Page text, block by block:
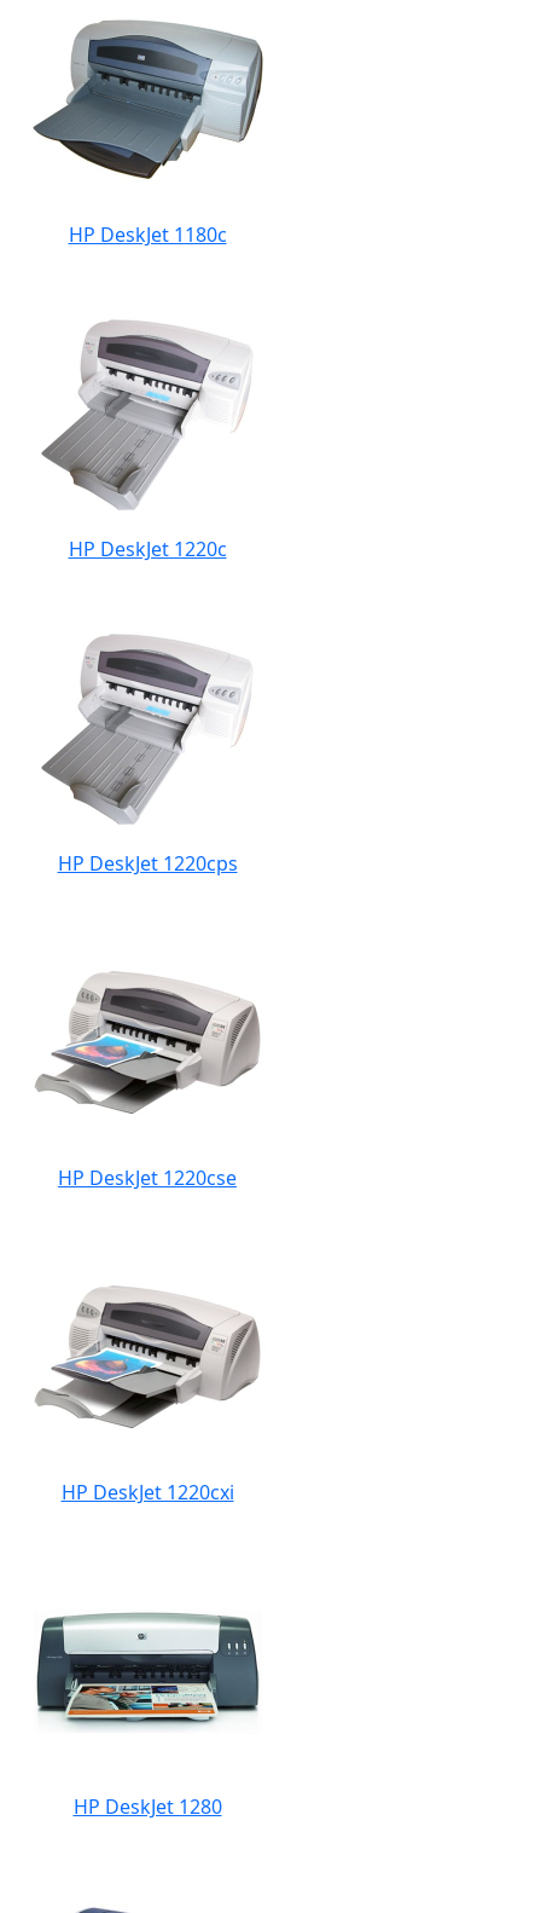
HP DeskJet 1180c
HP DeskJet 1220c
HP DeskJet 1220cps
HP DeskJet 1220cse
HP DeskJet 1220cxi
HP DeskJet 1280